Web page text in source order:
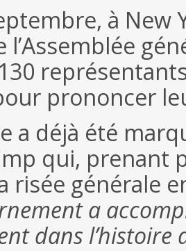
à New
l’Assemblée
prononcer
a déjà été
qui, prenant
risée générale
a
dans l’histoire